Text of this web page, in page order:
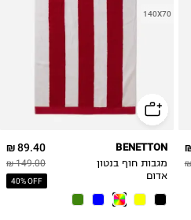
140X70
89.40 ₪
149.00 ₪
40% OFF
BENETTON
מגבות חוף בנטון
אדום